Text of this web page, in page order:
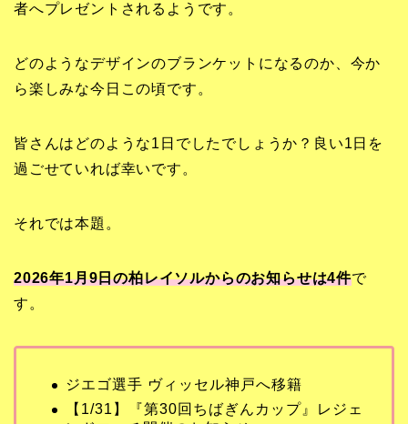
者へプレゼントされるようです。
どのようなデザインのブランケットになるのか、今か
ら楽しみな今日この頃です。
皆さんはどのような1日でしたでしょうか？良い1日を
過ごせていれば幸いです。
それでは本題。
2026年1月9日の柏レイソルからのお知らせは4件で
す。
ジエゴ選手 ヴィッセル神戸へ移籍
【1/31】『第30回ちばぎんカップ』レジェ